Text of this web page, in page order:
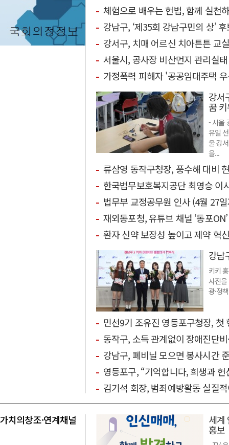
체험으로 배우는 헌법, 함께 실천
강남구, ‘제35회 강남구민의 상’
강서구, 치매 어르신 치아튼튼
서울시, 공사장 비산먼지 관리실
가정폭력 피해자 '공공임대주택
강서
꿈
- 서울
유일
울 강
을...
류삼영 동작구청장, 풍수해 대비
한국법무보호복지공단 최영승 이사
법무부 교정공무원 인사 (4월 27
재외동포청, 유튜브 채널 ‘동포
환자 신약 보장성 높이고 제약 혁
강남
키키
사진
광·정
민선9기 조유진 영등포구청장,
동작구, 소득 관계없이 장애진단
강남구, 폐비닐 모으면 봉사시간
영등포구, “기억합니다, 희생과
김기석 회장, 범죄예방활동 실질
가치의창조·연계채널 세계
홍보